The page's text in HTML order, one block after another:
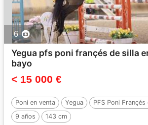
6
Yegua pfs poni françés de silla
bayo
< 15 000 €
Poni en venta Yegua PFS Poni Françés
9 años
143 cm